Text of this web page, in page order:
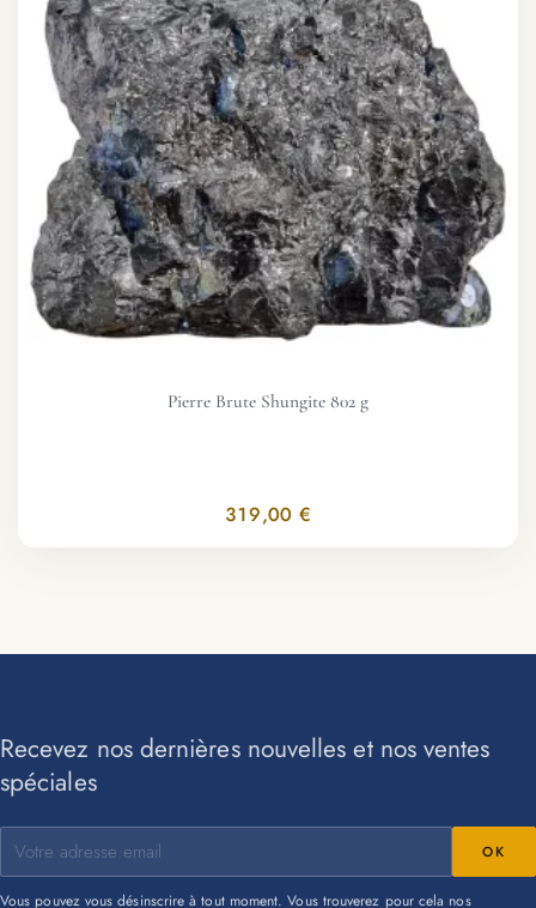
Pierre Brute Shungite 802 g
319,00 €
Recevez nos dernières nouvelles et nos ventes
spéciales
Vous pouvez vous désinscrire à tout moment. Vous trouverez pour cela nos